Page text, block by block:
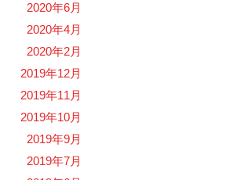
2020年6月
2020年4月
2020年2月
2019年12月
2019年11月
2019年10月
2019年9月
2019年7月